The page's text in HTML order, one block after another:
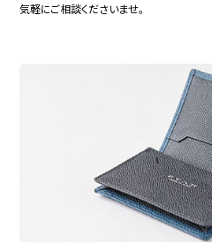
気軽にご相談くださいませ。